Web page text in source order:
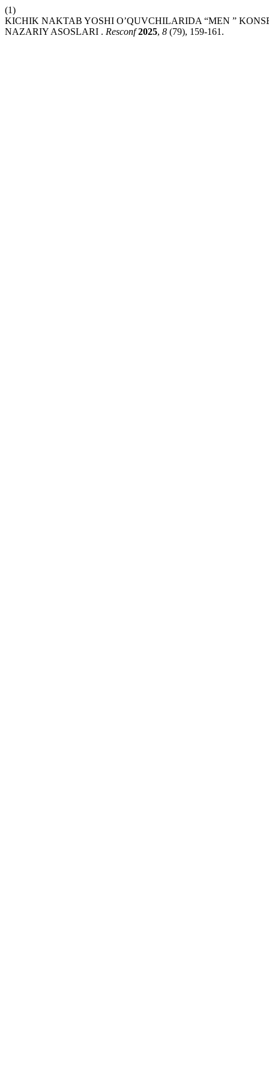
(1)
KICHIK NAKTAB YOSHI O’QUVCHILARIDA “MEN ”
NAZARIY ASOSLARI . Resconf 2025, 8 (79), 159-161.